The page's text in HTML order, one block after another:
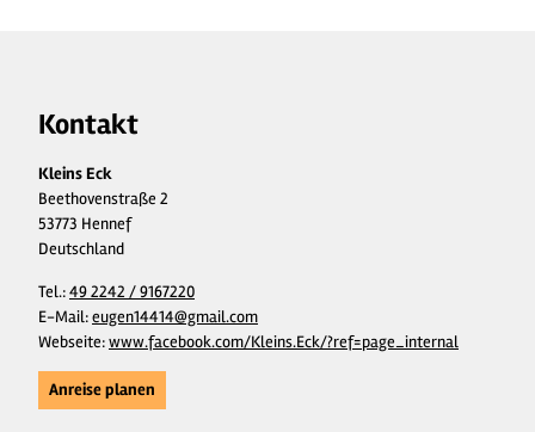
Kontakt
Kleins Eck
Beethovenstraße 2
53773 Hennef
Deutschland
Tel.:49 2242 / 9167220
E-Mail:eugen14414@gmail.com
Webseite:www.facebook.com/Kleins.Eck/?ref=page_internal
Anreise planen